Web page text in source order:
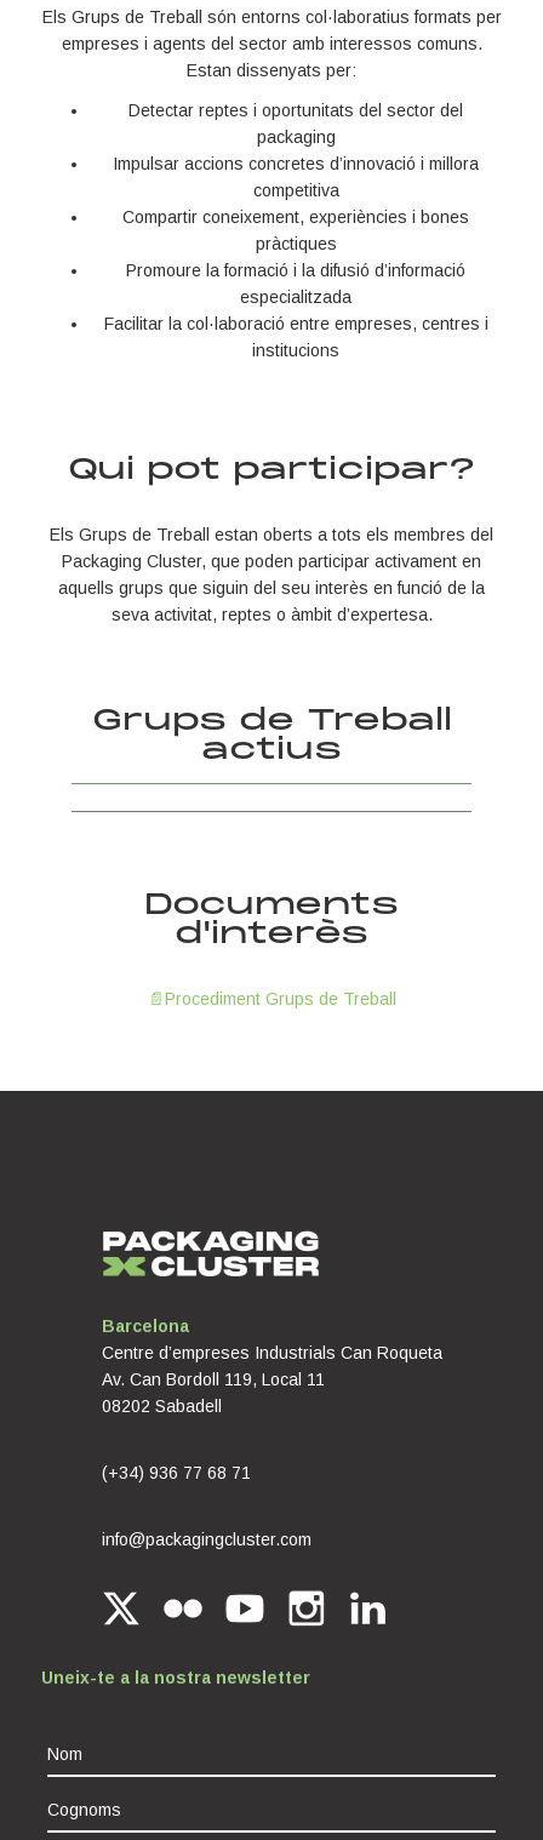
Els Grups de Treball són entorns col·laboratius formats per
empreses i agents del sector amb interessos comuns.
Estan dissenyats per:
Detectar reptes i oportunitats del sector del
packaging
Impulsar accions concretes d’innovació i millora
competitiva
Compartir coneixement, experiències i bones
pràctiques
Promoure la formació i la difusió d’informació
especialitzada
Facilitar la col·laboració entre empreses, centres i
institucions
Qui pot participar?
Els Grups de Treball estan oberts a tots els membres del
Packaging Cluster, que poden participar activament en
aquells grups que siguin del seu interès en funció de la
seva activitat, reptes o àmbit d’expertesa.
Grups de Treball
actius
Documents
d'interès
📄Procediment Grups de Treball
Barcelona
Centre d’empreses Industrials Can Roqueta
Av. Can Bordoll 119, Local 11
08202 Sabadell
(+34) 936 77 68 71
info@packagingcluster.com
Uneix-te a la nostra newsletter